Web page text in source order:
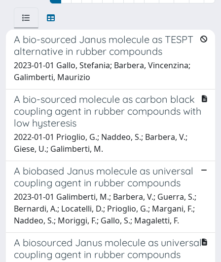
A bio-sourced Janus molecule as TESPT
alternative in rubber compounds
2023-01-01 Gallo, Stefania; Barbera, Vincenzina;
Galimberti, Maurizio
A bio-sourced molecule as carbon black
coupling agent in rubber compounds with
low hysteresis
2022-01-01 Prioglio, G.; Naddeo, S.; Barbera, V.;
Giese, U.; Galimberti, M.
A biobased Janus molecule as universal
coupling agent in rubber compounds
2023-01-01 Galimberti, M.; Barbera, V.; Guerra, S.;
Bernardi, A.; Locatelli, D.; Prioglio, G.; Margani, F.;
Naddeo, S.; Moriggi, F.; Gallo, S.; Magaletti, F.
A biosourced Janus molecule as universal
coupling agent in rubber compounds